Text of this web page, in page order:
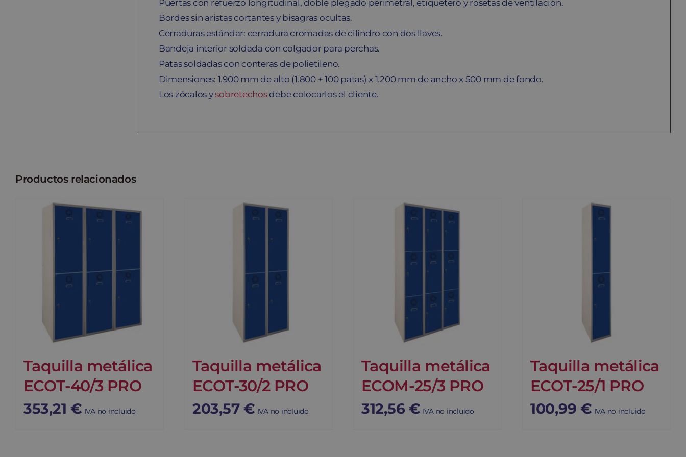
Puertas con refuerzo longitudinal, doble plegado perimetral, etiquetero y rosetas de ventilación.
Bordes sin aristas cortantes y bisagras ocultas.
Cerraduras estándar: cerradura cromadas de cilindro con dos llaves.
Bandeja interior soldada con colgador para perchas.
Patas soldadas con conteras de polietileno.
Dimensiones: 1.900 mm de alto (1.800 + 100 patas) x 1.200 mm de ancho x 500 mm de fondo.
Los zócalos ysobretechosdebe colocarlos el cliente.
Productos relacionados
Taquilla metálica
ECOT-40/3 PRO
353,21 € IVA no incluido
Taquilla metálica
ECOT-30/2 PRO
203,57 € IVA no incluido
Taquilla metálica
ECOM-25/3 PRO
312,56 € IVA no incluido
Taquilla metálica
ECOT-25/1 PRO
100,99 € IVA no incluido